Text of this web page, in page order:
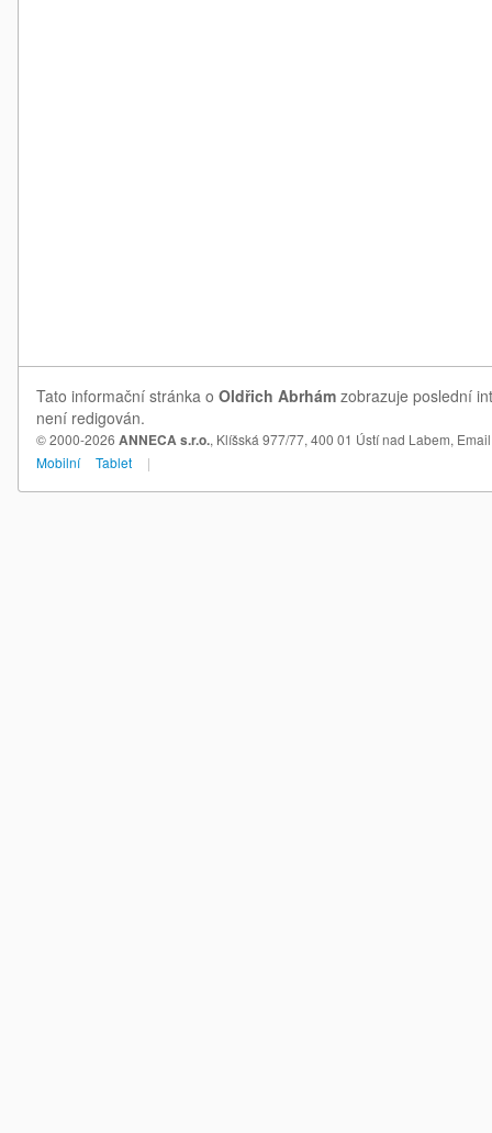
Tato informační stránka o Oldřich Abrhám zobrazuje poslední
není redigován.
© 2000-2026 ANNECA s.r.o., Klíšská 977/77, 400 01 Ústí nad Labem,
Mobilní
Tablet |